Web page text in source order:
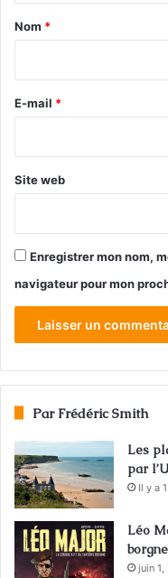
a
e
Nom *
E-mail *
Site web
Enregistrer mon nom,
navigateur pour mon
Par Frédéric Smith
Les
par
Il y a
Léo
juin 1,